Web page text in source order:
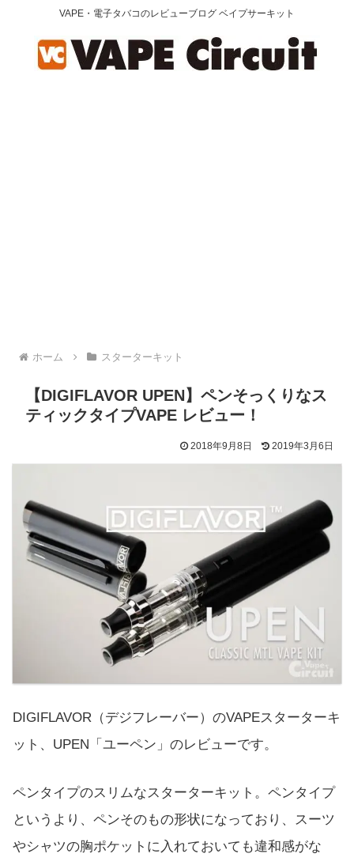
VAPE・電子タバコのレビューブログ ベイプサーキット
ホーム スターターキット
【DIGIFLAVOR UPEN】ペンそっくりなス
ティックタイプVAPE レビュー！
2018年9月8日 2019年3月6日
DIGIFLAVOR（デジフレーバー）のVAPEスターターキ
ット、UPEN「ユーペン」のレビューです。
ペンタイプのスリムなスターターキット。ペンタイプ
というより、ペンそのもの形状になっており、スーツ
やシャツの胸ポケットに入れておいても違和感がな